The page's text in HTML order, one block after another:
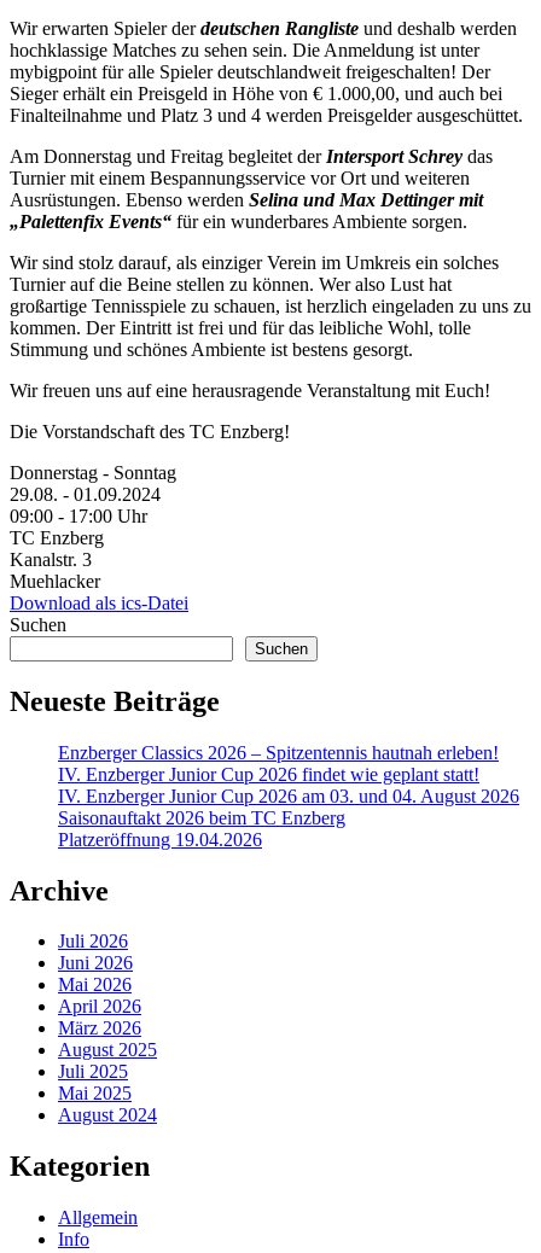
Wir erwarten Spieler derdeutschen Rangliste und deshalb werden
hochklassige Matches zu sehen sein. Die Anmeldung ist unter
mybigpoint für alle Spieler deutschlandweit freigeschalten! Der
Sieger erhält ein Preisgeld in Höhe von € 1.000,00, und auch bei
Finalteilnahme und Platz 3 und 4 werden Preisgelder ausgeschüttet.
Am Donnerstag und Freitag begleitet der Intersport Schrey das
Turnier mit einem Bespannungsservice vor Ort und weiteren
Ausrüstungen. Ebenso werden Selina und Max Dettinger mit
„Palettenfix Events“ für ein wunderbares Ambiente sorgen.
Wir sind stolz darauf, als einziger Verein im Umkreis ein solches
Turnier auf die Beine stellen zu können. Wer also Lust hat
großartige Tennisspiele zu schauen, ist herzlich eingeladen zu uns zu
kommen. Der Eintritt ist frei und für das leibliche Wohl, tolle
Stimmung und schönes Ambiente ist bestens gesorgt.
Wir freuen uns auf eine herausragende Veranstaltung mit Euch!
Die Vorstandschaft des TC Enzberg!
Donnerstag ‐ Sonntag
29.08. ‐ 01.09.2024
09:00 ‐ 17:00 Uhr
TC Enzberg
Kanalstr. 3
Muehlacker
Download als ics-Datei
Suchen
Suchen
Neueste Beiträge
Enzberger Classics 2026 – Spitzentennis hautnah erleben!
IV. Enzberger Junior Cup 2026 findet wie geplant statt!
IV. Enzberger Junior Cup 2026 am 03. und 04. August 2026
Saisonauftakt 2026 beim TC Enzberg
Platzeröffnung 19.04.2026
Archive
Juli 2026
Juni 2026
Mai 2026
April 2026
März 2026
August 2025
Juli 2025
Mai 2025
August 2024
Kategorien
Allgemein
Info